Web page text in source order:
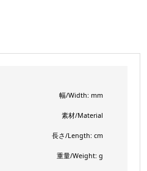
幅/Width: mm
素材/Material
長さ/Length: cm
重量/Weight: g